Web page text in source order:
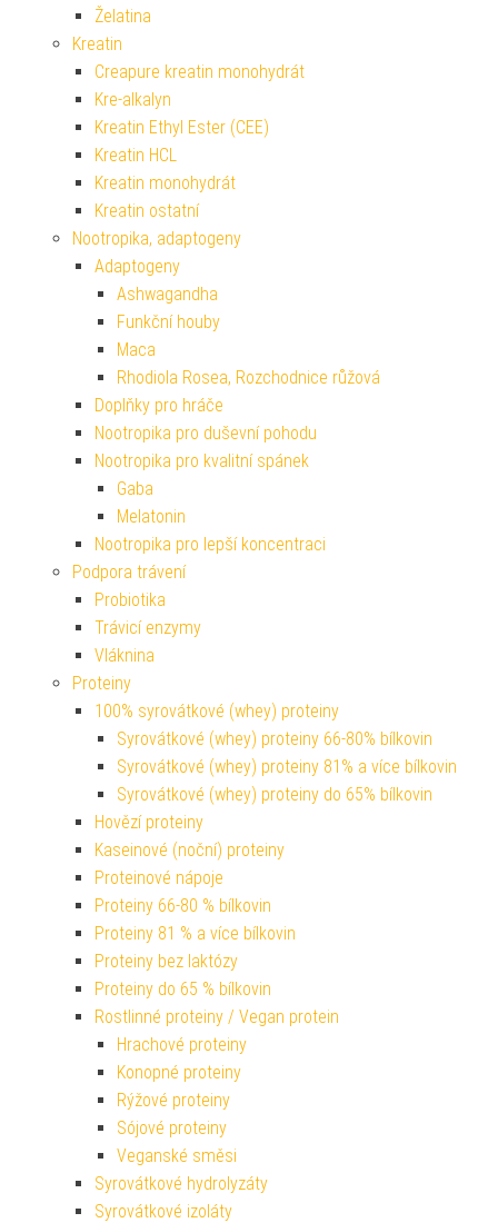
Želatina
Kreatin
Creapure kreatin monohydrát
Kre-alkalyn
Kreatin Ethyl Ester (CEE)
Kreatin HCL
Kreatin monohydrát
Kreatin ostatní
Nootropika, adaptogeny
Adaptogeny
Ashwagandha
Funkční houby
Maca
Rhodiola Rosea, Rozchodnice růžová
Doplňky pro hráče
Nootropika pro duševní pohodu
Nootropika pro kvalitní spánek
Gaba
Melatonin
Nootropika pro lepší koncentraci
Podpora trávení
Probiotika
Trávicí enzymy
Vláknina
Proteiny
100% syrovátkové (whey) proteiny
Syrovátkové (whey) proteiny 66-80% bílkovin
Syrovátkové (whey) proteiny 81% a více bílkovin
Syrovátkové (whey) proteiny do 65% bílkovin
Hovězí proteiny
Kaseinové (noční) proteiny
Proteinové nápoje
Proteiny 66-80 % bílkovin
Proteiny 81 % a více bílkovin
Proteiny bez laktózy
Proteiny do 65 % bílkovin
Rostlinné proteiny / Vegan protein
Hrachové proteiny
Konopné proteiny
Rýžové proteiny
Sójové proteiny
Veganské směsi
Syrovátkové hydrolyzáty
Syrovátkové izoláty